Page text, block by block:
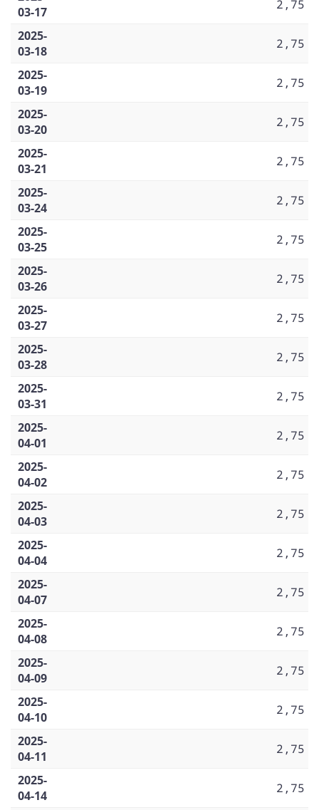
03-17
2,75
2025-
03-18
2,75
2025-
03-19
2,75
2025-
03-20
2,75
2025-
03-21
2,75
2025-
03-24
2,75
2025-
03-25
2,75
2025-
03-26
2,75
2025-
03-27
2,75
2025-
03-28
2,75
2025-
03-31
2,75
2025-
04-01
2,75
2025-
04-02
2,75
2025-
04-03
2,75
2025-
04-04
2,75
2025-
04-07
2,75
2025-
04-08
2,75
2025-
04-09
2,75
2025-
04-10
2,75
2025-
04-11
2,75
2025-
04-14
2,75